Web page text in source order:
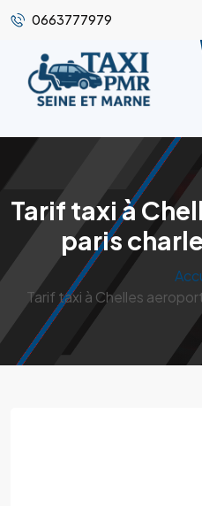
0663777979
Tarif taxi à
paris
Tarif taxi à Chelles